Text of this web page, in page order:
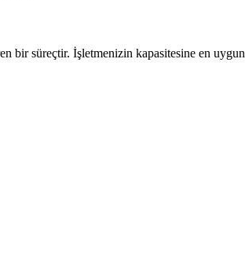
bir süreçtir. İşletmenizin kapasitesine en uygun